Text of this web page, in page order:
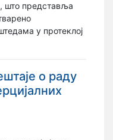
што представља
у протеклој
о раду